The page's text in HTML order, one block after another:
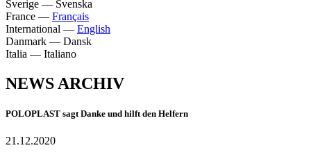
Sverige — Svenska
France — Français
International — English
Danmark — Dansk
Italia — Italiano
NEWS ARCHIV
POLOPLAST sagt Danke und hilft den Helfern
21.12.2020